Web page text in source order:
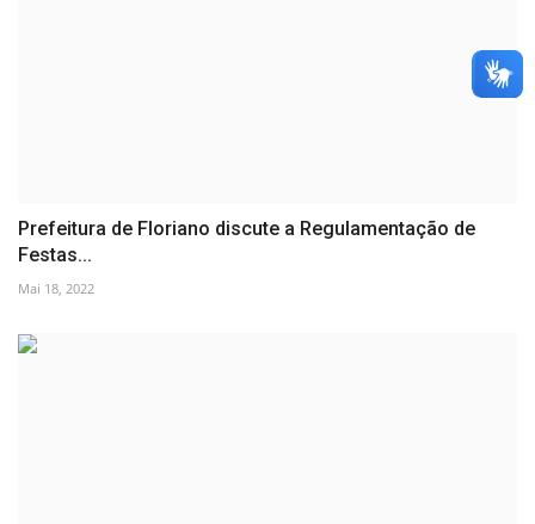
Prefeitura de Floriano discute a Regulamentação de
Festas...
Mai 18, 2022